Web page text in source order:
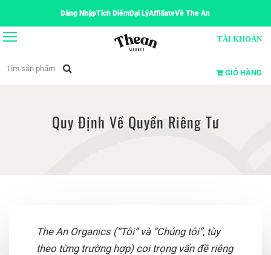
Đăng NhậpTích ĐiểmĐại LýAffiliateVề The An
TÀI KHOẢN
GIỎ HÀNG
Quy Định Về Quyền Riêng Tư
The An Organics (“Tôi” và “Chúng tôi”, tùy
theo từng trường hợp) coi trọng vấn đề riêng